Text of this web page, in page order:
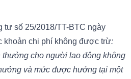
tư số 25/2018/TT-BTC ngày
khoản chi phí không được trừ:
thưởng cho người lao động không
và mức được hưởng tại một